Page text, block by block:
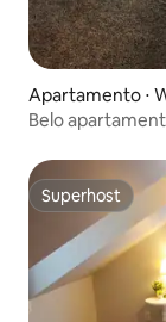
Apartamento ⋅
Belo
Superhost
Superhost